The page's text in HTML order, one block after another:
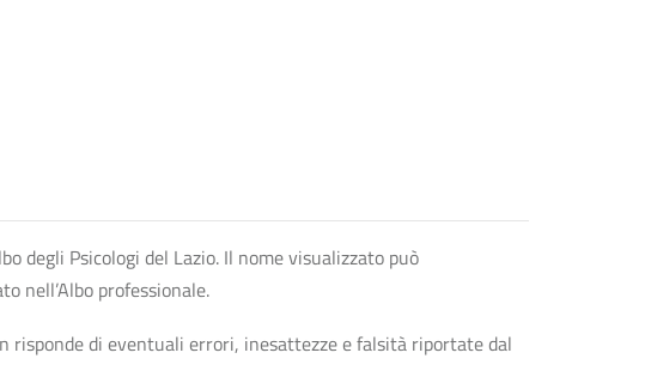
degli Psicologi del Lazio. Il nome visualizzato può
nell’Albo professionale.
risponde di eventuali errori, inesattezze e falsità riportate dal